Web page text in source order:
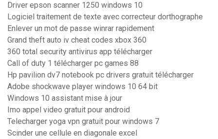
Driver epson scanner 1250 windows 10
Logiciel traitement de texte avec correcteur dorthographe
Enlever un mot de passe winrar rapidement
Grand theft auto iv cheat codes xbox 360
360 total security antivirus app télécharger
Call of duty 1 télécharger pc games 88
Hp pavilion dv7 notebook pc drivers gratuit télécharger
Adobe shockwave player windows 10 64 bit
Windows 10 assistant mise à jour
Imo appel video gratuit pour android
Telecharger yoga vpn gratuit pour windows 7
Scinder une cellule en diagonale excel